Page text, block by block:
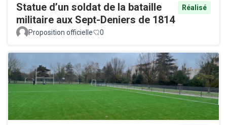
Statue d’un soldat de la bataille
militaire aux Sept-Deniers de 1814
Réalisé
Proposition officielle 0